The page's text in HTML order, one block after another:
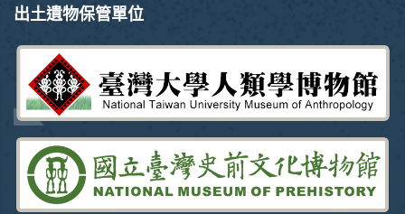
出土遺物保管單位